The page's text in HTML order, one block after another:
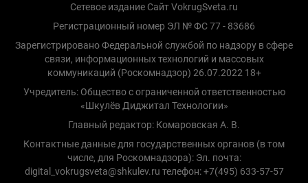
Сетевое издание Сайт VokrugSveta.ru
Регистрационный номер ЭЛ № ФС 77 - 83686
Зарегистрировано Федеральной службой по надзору в сфере
связи, информационных технологий и массовых
коммуникаций (Роскомнадзор) 26.07.2022 18+
Учредитель: Общество с ограниченной ответственностью
«Шкулёв Диджитал Технологии»
Главный редактор: Комаровская А. В.
Контактные данные для государственных органов (в том
числе, для Роскомнадзора): Эл. почта:
digital_vokrugsveta@shkulev.ru телефон: +7(495) 633-57-57